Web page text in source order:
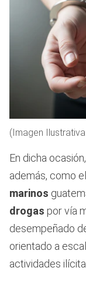
(Imagen
En dicha
además, como
marinos
drogas por vía
desempeñado
orientado a
actividades